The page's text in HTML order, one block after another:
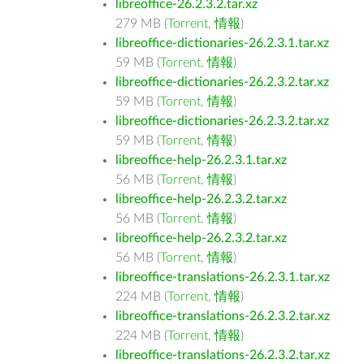
libreoffice-26.2.3.2.tar.xz
279 MB (Torrent,情報)
libreoffice-dictionaries-26.2.3.1.tar.xz
59 MB (Torrent,情報)
libreoffice-dictionaries-26.2.3.2.tar.xz
59 MB (Torrent,情報)
libreoffice-dictionaries-26.2.3.2.tar.xz
59 MB (Torrent,情報)
libreoffice-help-26.2.3.1.tar.xz
56 MB (Torrent,情報)
libreoffice-help-26.2.3.2.tar.xz
56 MB (Torrent,情報)
libreoffice-help-26.2.3.2.tar.xz
56 MB (Torrent,情報)
libreoffice-translations-26.2.3.1.tar.xz
224 MB (Torrent,情報)
libreoffice-translations-26.2.3.2.tar.xz
224 MB (Torrent,情報)
libreoffice-translations-26.2.3.2.tar.xz